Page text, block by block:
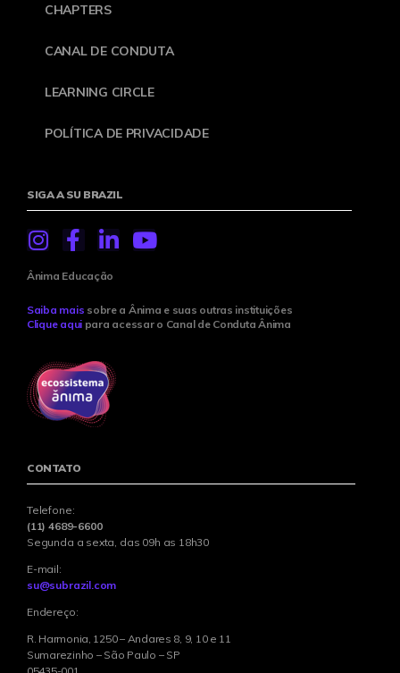
CHAPTERS
CANAL DE CONDUTA
LEARNING CIRCLE
POLÍTICA DE PRIVACIDADE
SIGA A SU BRAZIL
Ânima Educação
Saiba mais sobre a Ânima e suas outras instituições
Clique aqui para acessar o Canal de Conduta Ânima
CONTATO
Telefone:
(11) 4689-6600
Segunda a sexta, das 09h as 18h30
E-mail:
su@subrazil.com
Endereço:
R. Harmonia, 1250 – Andares 8, 9, 10 e 11
Sumarezinho – São Paulo – SP